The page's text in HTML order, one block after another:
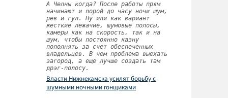
А Челны когда? После работы прям
начинают и порой до часу ночи шум,
рев и гул. Ну или как вариант
жесткие лежачие, шумовые полосы,
камеры как на скорость, так и на
шум, чтобы постоянно казну
пополнять за счет обеспеченных
владельцев. В чем проблема выехать
загород, а еще лучше создать там
дрэг-полосу.
Власти Нижнекамска усилят борьбу с
шумными ночными гонщиками